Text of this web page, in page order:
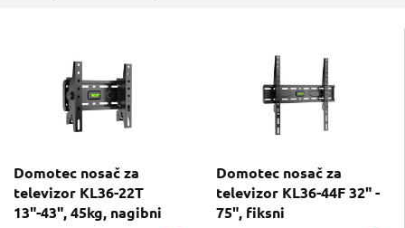
Domotec nosač za
televizor KL36-22T
13"-43", 45kg, nagibni
Domotec nosač za
televizor KL36-44F 32" -
75", fiksni